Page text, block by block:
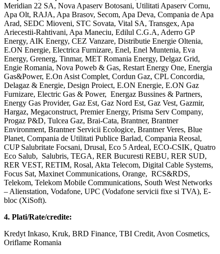
Meridian 22 SA, Nova Apaserv Botosani, Utilitati Apaserv Cornu,
Apa Olt, RAJA, Apa Brasov, Secom, Apa Deva, Compania de Apa
Arad, SEDC Mioveni, STC Sovata, Vital SA, Transgex, Apa
Ariecestii-Rahtivani, Apa Maneciu, Edilul C.G.A, Aderro GP
Energy, AIK Energy, CEZ Vanzare, Distributie Energie Oltenia,
E.ON Energie, Electrica Furnizare, Enel, Enel Muntenia, Eva
Energy, Grenerg, Tinmar, MET Romania Energy, Delgaz Grid,
Engie Romania, Nova Poweb & Gas, Restart Energy One, Energia
Gas&Power, E.On Asist Complet, Cordun Gaz, CPL Concordia,
Delagaz & Energie, Design Proiect, E.ON Energie, E.ON Gaz
Furnizare, Electric Gas & Power, Energaz Bussines & Partners,
Energy Gas Provider, Gaz Est, Gaz Nord Est, Gaz Vest, Gazmir,
Hargaz, Megaconstruct, Premier Energy, Prisma Serv Company,
Progaz P&D, Tulcea Gaz, Brai-Cata, Brantner, Brantner
Environment, Brantner Servicii Ecologice, Brantner Veres, Blue
Planet, Compania de Utilitati Publice Barlad, Compania Reosal,
CUP Salubritate Focsani, Drusal, Eco 5 Ardeal, ECO-CSIK, Quatro
Eco Salub, Salubris, TEGA, RER Bucuresti REBU, RER SUD,
RER VEST, RETIM, Rosal, Akta Telecom, Digital Cable Systems,
Focus Sat, Maxinet Communications, Orange, RCS&RDS,
Telekom, Telekom Mobile Communications, South West Networks
– Alienstation, Vodafone, UPC (Vodafone servicii fixe si TVA), E-
bloc (XiSoft).
4. Plati/Rate/credite:
Kredyt Inkaso, Kruk, BRD Finance, TBI Credit, Avon Cosmetics,
Oriflame Romania